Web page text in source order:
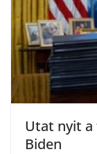
Utat nyit a
Biden